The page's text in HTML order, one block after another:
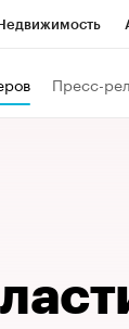
Пресс-